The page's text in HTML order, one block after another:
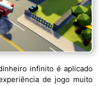
infinito é aplicado
de jogo muito